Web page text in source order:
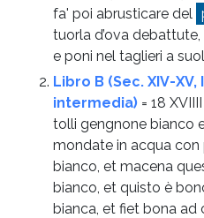
fa' poi abrusticare del
tuorla d’ova
e poni nel taglieri a
Libro B (Sec. XIV-
intermedia) = 18
tolli gengnone bianco
mondate in acqua
bianco, et macena
bianco, et quisto è
bianca, et fiet bona ad